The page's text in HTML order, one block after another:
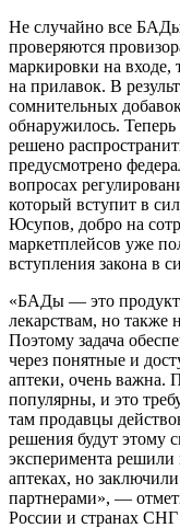
Не случайно все
проверяются
маркировки на входе,
на прилавок. В
сомнительных
обнаружилось.
решено
предусмотрено
вопросах
который вступит в
Юсупов, добро на
маркетплейсов уже
вступления закона в
«БАДы — это
лекарствам, но также
Поэтому задача
через понятные и
аптеки, очень важна.
популярны, и это
там продавцы
решения будут этому
эксперимента решили
аптеках, но
партнерами», —
России и странах